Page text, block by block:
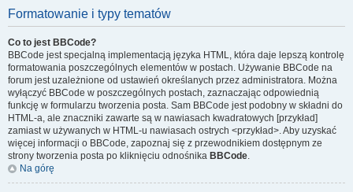
Formatowanie i typy tematów
Co to jest BBCode?
BBCode jest specjalną implementacją języka HTML, która daje lepszą kontrolę
formatowania poszczególnych elementów w postach. Używanie BBCode na
forum jest uzależnione od ustawień określanych przez administratora. Można
wyłączyć BBCode w poszczególnych postach, zaznaczając odpowiednią
funkcję w formularzu tworzenia posta. Sam BBCode jest podobny w składni do
HTML-a, ale znaczniki zawarte są w nawiasach kwadratowych [przykład]
zamiast w używanych w HTML-u nawiasach ostrych <przykład>. Aby uzyskać
więcej informacji o BBCode, zapoznaj się z przewodnikiem dostępnym ze
strony tworzenia posta po kliknięciu odnośnika BBCode.
Na górę